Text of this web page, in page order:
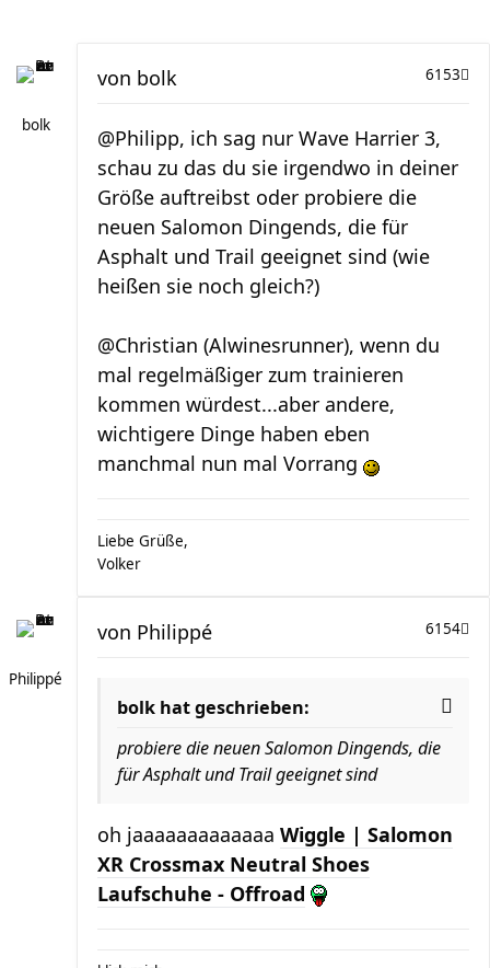
bolk
6153
von bolk
@Philipp, ich sag nur Wave Harrier 3,
schau zu das du sie irgendwo in deiner
Größe auftreibst oder probiere die
neuen Salomon Dingends, die für
Asphalt und Trail geeignet sind (wie
heißen sie noch gleich?)
@Christian (Alwinesrunner), wenn du
mal regelmäßiger zum trainieren
kommen würdest...aber andere,
wichtigere Dinge haben eben
manchmal nun mal Vorrang
Liebe Grüße,
Volker
Philippé
6154
von Philippé
bolk hat geschrieben:
probiere die neuen Salomon Dingends, die
für Asphalt und Trail geeignet sind
oh jaaaaaaaaaaaaa Wiggle | Salomon
XR Crossmax Neutral Shoes
Laufschuhe - Offroad